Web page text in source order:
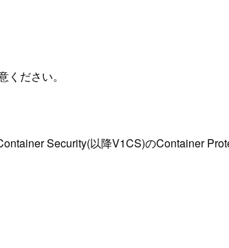
ださい。
Security(以降V1CS)のContainer